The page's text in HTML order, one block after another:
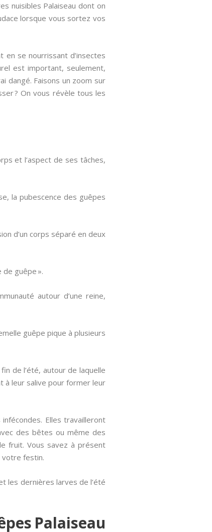
nuisibles Palaiseau dont on
lorsque vous sortez vos
en se nourrissant d’insectes
est important, seulement,
dangé. Faisons un zoom sur
? On vous révèle tous les
et l’aspect de ses tâches,
la pubescence des guêpes
d’un corps séparé en deux
de guêpe ».
autour d’une reine,
guêpe pique à plusieurs
de l’été, autour de laquelle
à leur salive pour former leur
Elles travailleront
des bêtes ou même des
fruit. Vous savez à présent
votre festin.
les dernières larves de l’été
Palaiseau